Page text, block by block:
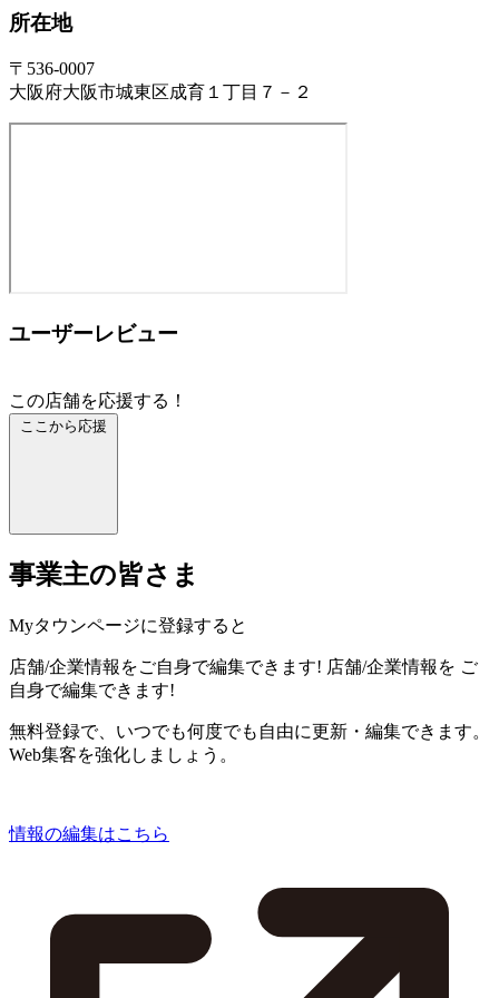
所在地
〒536-0007
大阪府大阪市城東区成育１丁目７－２
ユーザーレビュー
この店舗を応援する！
ここから応援
事業主の皆さま
Myタウンページに登録すると
店舗/企業情報をご自身で編集できます! 店舗/企業情報を ご
自身で編集できます!
無料登録で、いつでも何度でも自由に更新・編集できます。
Web集客を強化しましょう。
情報の編集はこちら